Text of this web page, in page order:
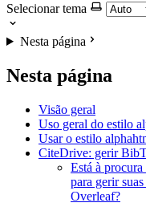
Selecionar tema
Nesta página
Nesta página
Visão geral
Uso geral do estilo
Usar o estilo
CiteDrive: gerir
Está à
para gerir
Overleaf?